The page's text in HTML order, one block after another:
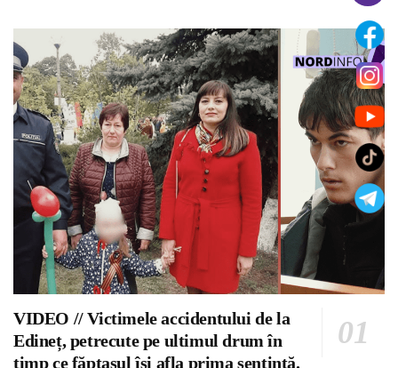
VIDEO // Victimele accidentului de la
Edineț, petrecute pe ultimul drum în
timp ce făptașul își afla prima sentință.